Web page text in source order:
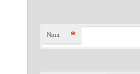
Nimi *